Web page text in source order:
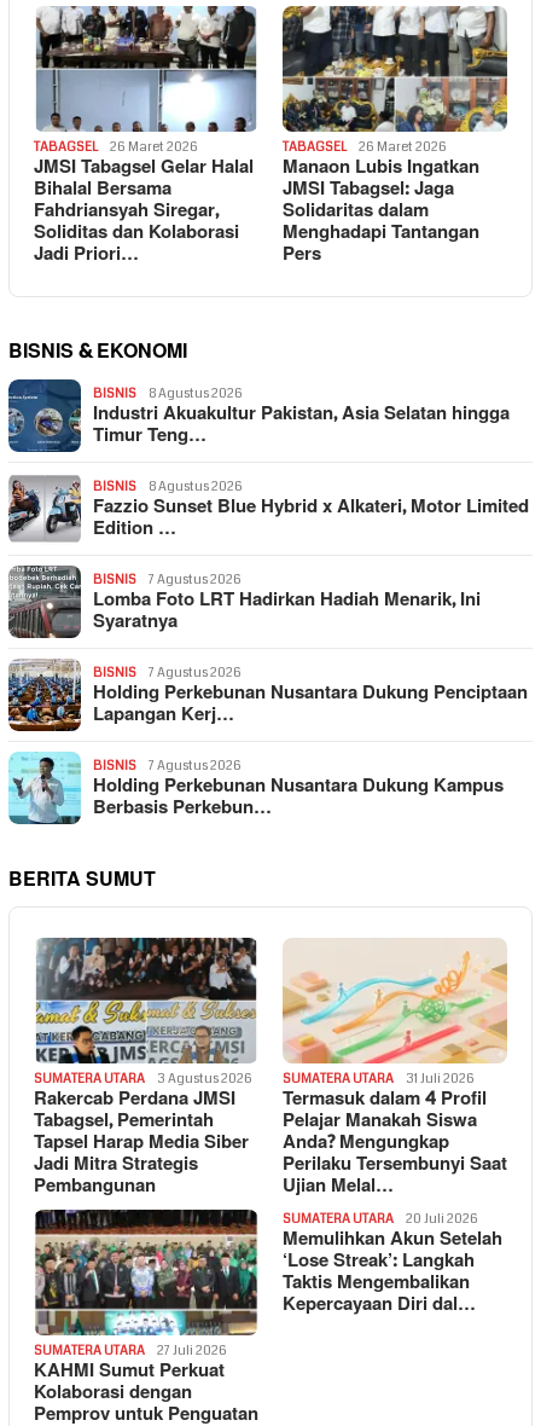
TABAGSEL 26 Maret 2026
JMSI Tabagsel Gelar Halal
Bihalal Bersama
Fahdriansyah Siregar,
Soliditas dan Kolaborasi
Jadi Priori…
TABAGSEL 26 Maret 2026
Manaon Lubis Ingatkan
JMSI Tabagsel: Jaga
Solidaritas dalam
Menghadapi Tantangan
Pers
BISNIS & EKONOMI
BISNIS 8 Agustus 2026
Industri Akuakultur Pakistan, Asia Selatan hingga
Timur Teng…
BISNIS 8 Agustus 2026
Fazzio Sunset Blue Hybrid x Alkateri, Motor Limited
Edition …
BISNIS 7 Agustus 2026
Lomba Foto LRT Hadirkan Hadiah Menarik, Ini
Syaratnya
BISNIS 7 Agustus 2026
Holding Perkebunan Nusantara Dukung Penciptaan
Lapangan Kerj…
BISNIS 7 Agustus 2026
Holding Perkebunan Nusantara Dukung Kampus
Berbasis Perkebun…
BERITA SUMUT
SUMATERA UTARA 3 Agustus 2026
Rakercab Perdana JMSI
Tabagsel, Pemerintah
Tapsel Harap Media Siber
Jadi Mitra Strategis
Pembangunan
SUMATERA UTARA 31 Juli 2026
Termasuk dalam 4 Profil
Pelajar Manakah Siswa
Anda? Mengungkap
Perilaku Tersembunyi Saat
Ujian Melal…
SUMATERA UTARA 27 Juli 2026
KAHMI Sumut Perkuat
Kolaborasi dengan
Pemprov untuk Penguatan
SUMATERA UTARA 20 Juli 2026
Memulihkan Akun Setelah
‘Lose Streak’: Langkah
Taktis Mengembalikan
Kepercayaan Diri dal…